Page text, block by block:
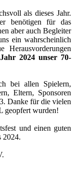
als dieses Jahr.
benötigen für das
aber auch Begleiter
ein wahrscheinlich
2024 unser 70-
bei allen Spielern,
Eltern, Sponsoren
Danke für die vielen
geopfert wurden!
und einen guten
2024.